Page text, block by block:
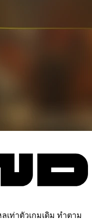
เท่าตัวเกมเดิม ทำตาม